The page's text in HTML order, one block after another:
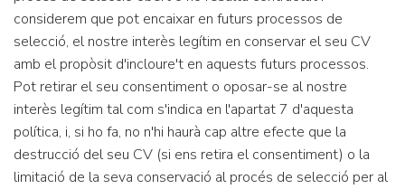
considerem que pot encaixar en futurs processos de
selecció, el nostre interès legítim en conservar el seu CV
amb el propòsit d'incloure't en aquests futurs processos.
Pot retirar el seu consentiment o oposar-se al nostre
interès legítim tal com s'indica en l'apartat 7 d'aquesta
política, i, si ho fa, no n'hi haurà cap altre efecte que la
destrucció del seu CV (si ens retira el consentiment) o la
limitació de la seva conservació al procés de selecció per al